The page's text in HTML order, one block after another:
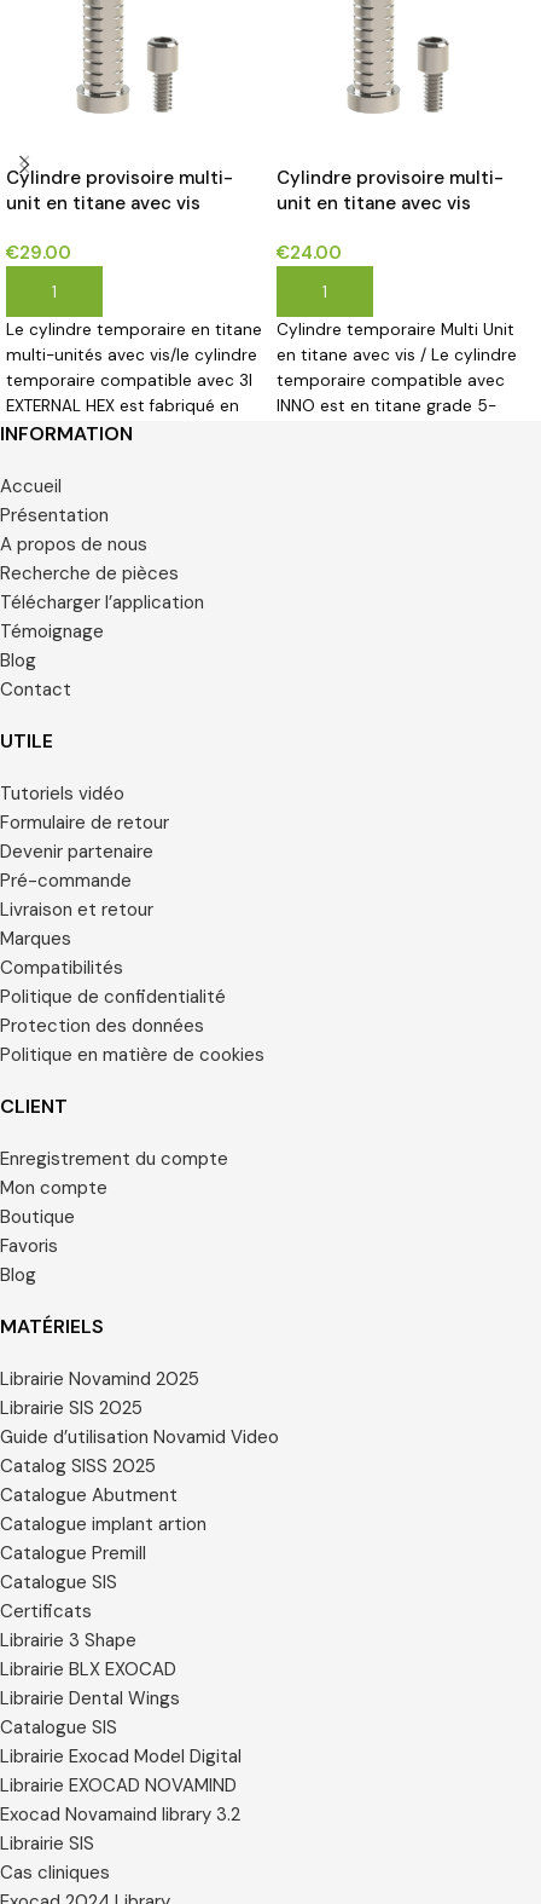
Cylindre provisoire multi-
unit en titane avec vis
3I EXTERNAL HEX®*
€29.00
AJOUTER AU PANIER
Le cylindre temporaire en titane
multi-unités avec vis/le cylindre
temporaire compatible avec 3I
EXTERNAL HEX est fabriqué en
titane de qualité 5-6AL4V.
Cylindre provisoire multi-
unit en titane avec vis
INNO®*
€24.00
AJOUTER AU PANIER
Cylindre temporaire Multi Unit
en titane avec vis / Le cylindre
temporaire compatible avec
INNO est en titane grade 5-
INFORMATION
Accueil
Présentation
A propos de nous
Recherche de pièces
Télécharger l’application
Témoignage
Blog
Contact
UTILE
Tutoriels vidéo
Formulaire de retour
Devenir partenaire
Pré-commande
Livraison et retour
Marques
Compatibilités
Politique de confidentialité
Protection des données
Politique en matière de cookies
CLIENT
Enregistrement du compte
Mon compte
Boutique
Favoris
Blog
MATÉRIELS
Librairie Novamind 2025
Librairie SIS 2025
Guide d’utilisation Novamid Video
Catalog SISS 2025
Catalogue Abutment
Catalogue implant artion
Catalogue Premill
Catalogue SIS
Certificats
Librairie 3 Shape
Librairie BLX EXOCAD
Librairie Dental Wings
Catalogue SIS
Librairie Exocad Model Digital
Librairie EXOCAD NOVAMIND
Exocad Novamaind library 3.2
Librairie SIS
Cas cliniques